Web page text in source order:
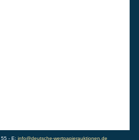
- E: info@deutsche-wertpapierauktionen.de